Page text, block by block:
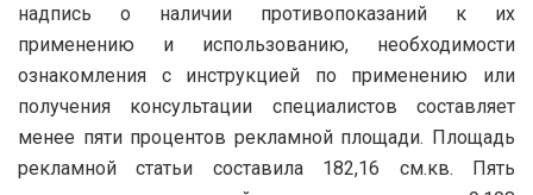
надпись о наличии противопоказаний к их
применению и использованию, необходимости
ознакомления с инструкцией по применению или
получения консультации специалистов составляет
менее пяти процентов рекламной площади. Площадь
рекламной статьи составила 182,16 см.кв. Пять